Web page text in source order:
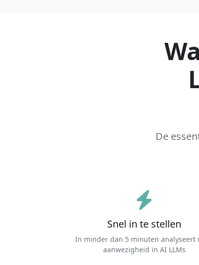
De
Snel in te stellen
In minder dan 5 minuten analyseert
aanwezigheid in AI LLMs